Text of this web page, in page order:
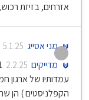
אזרחים, בזיזת
מני אסייג 5.1.25
מדייקים 2.2.25
עמדותיו של ארגון
הקפלניסטים ) הן